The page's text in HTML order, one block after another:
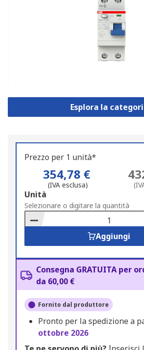
Esplora la
Prezzo per 1 unità*
354,78 €
(IVA esclusa)
Add
to
Basket
Unità
Selezionare o digitare la quantità
Aggiungi
Consegna GRATUITA per
da 60,00 €
Fornito dal produttore
Pronto per la spedizione a
ottobre 2026